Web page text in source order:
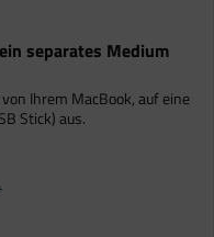
separates Medium
Ihrem MacBook, auf eine
Stick) aus.